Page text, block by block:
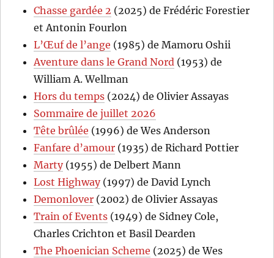
Chasse gardée 2 (2025) de Frédéric Forestier
et Antonin Fourlon
L’Œuf de l’ange (1985) de Mamoru Oshii
Aventure dans le Grand Nord (1953) de
William A. Wellman
Hors du temps (2024) de Olivier Assayas
Sommaire de juillet 2026
Tête brûlée (1996) de Wes Anderson
Fanfare d’amour (1935) de Richard Pottier
Marty(1955) de Delbert Mann
Lost Highway(1997) de David Lynch
Demonlover (2002) de Olivier Assayas
Train of Events (1949) de Sidney Cole,
Charles Crichton et Basil Dearden
The Phoenician Scheme (2025) de Wes